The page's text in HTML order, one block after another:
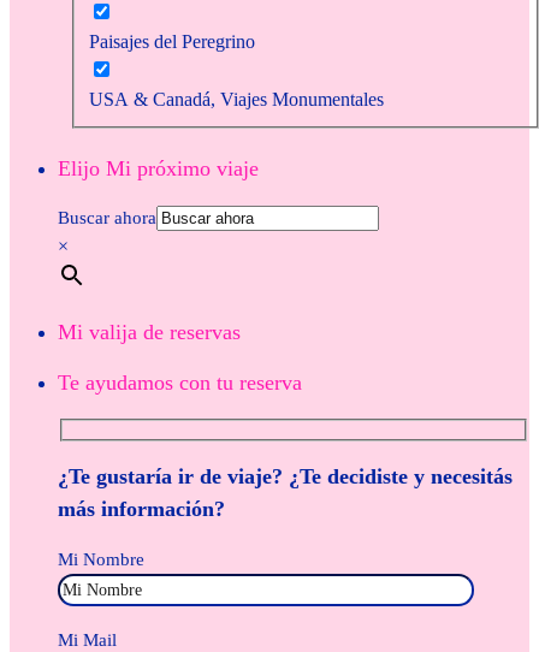
Paisajes del Peregrino
USA & Canadá, Viajes Monumentales
Elijo Mi próximo viaje
Buscar ahora
×
Mi valija de reservas
Te ayudamos con tu reserva
¿Te gustaría ir de viaje? ¿Te decidiste y necesitás
más información?
Mi Nombre
Mi Mail